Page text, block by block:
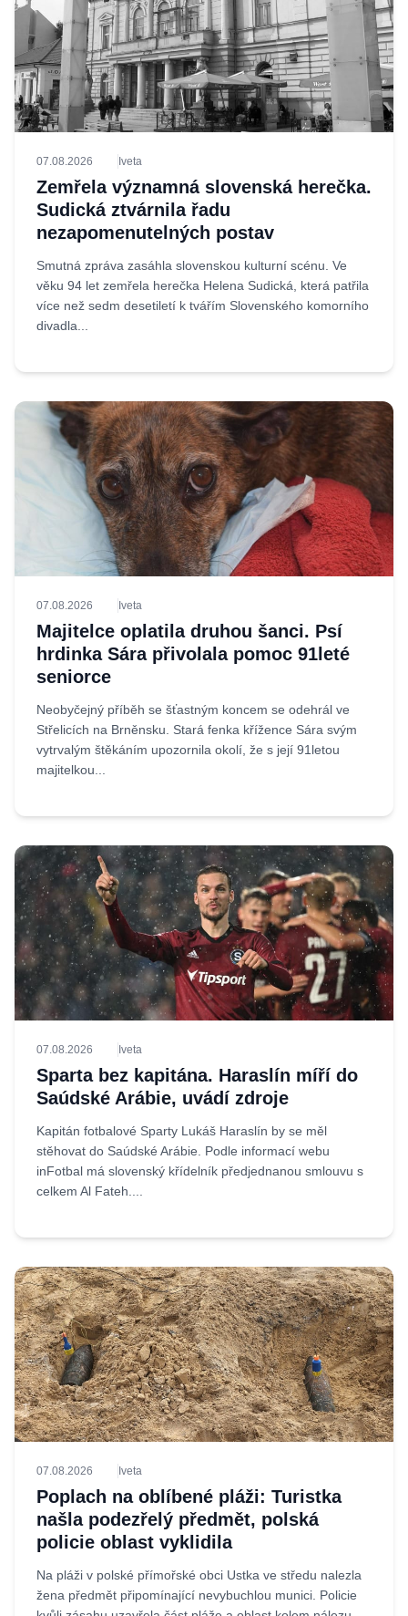
07.08.2026 Iveta
Zemřela významná slovenská herečka.
Sudická ztvárnila řadu
nezapomenutelných postav
Smutná zpráva zasáhla slovenskou kulturní scénu. Ve
věku 94 let zemřela herečka Helena Sudická, která patřila
více než sedm desetiletí k tvářím Slovenského komorního
divadla...
07.08.2026 Iveta
Majitelce oplatila druhou šanci. Psí
hrdinka Sára přivolala pomoc 91leté
seniorce
Neobyčejný příběh se šťastným koncem se odehrál ve
Střelicích na Brněnsku. Stará fenka křížence Sára svým
vytrvalým štěkáním upozornila okolí, že s její 91letou
majitelkou...
07.08.2026 Iveta
Sparta bez kapitána. Haraslín míří do
Saúdské Arábie, uvádí zdroje
Kapitán fotbalové Sparty Lukáš Haraslín by se měl
stěhovat do Saúdské Arábie. Podle informací webu
inFotbal má slovenský křídelník předjednanou smlouvu s
celkem Al Fateh....
07.08.2026 Iveta
Poplach na oblíbené pláži: Turistka
našla podezřelý předmět, polská
policie oblast vyklidila
Na pláži v polské přímořské obci Ustka ve středu nalezla
žena předmět připomínající nevybuchlou munici. Policie